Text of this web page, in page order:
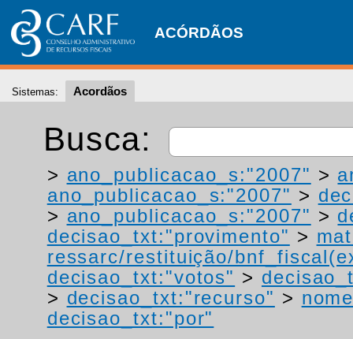
ACÓRDÃOS
Sistemas: Acordãos
Busca:
> ano_publicacao_s:"2007" >
ano_publicacao_s:"2007" >
> ano_publicacao_s:"2007" >
decisao_txt:"provimento" >
ressarc/restituição/
decisao_txt:"votos" >
> decisao_txt:"recurso" >
decisao_txt:"por"